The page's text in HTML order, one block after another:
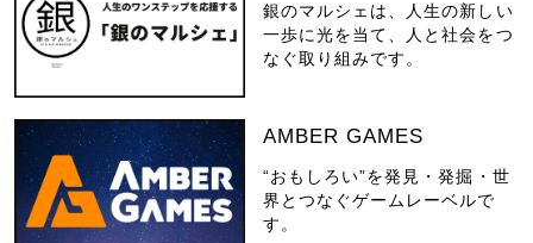
銀のマルシェは、人生の新しい
一歩に光を当て、人と社会をつ
なぐ取り組みです。
AMBER GAMES
“おもしろい”を発見・発掘・世
界とつなぐゲームレーベルで
す。